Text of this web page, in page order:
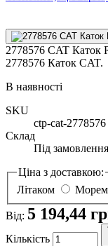
2778576 CAT Каток
2778576 Каток CAT.
В наявності
SKU
ctp-cat-2778576
Склад
Під замовлення
Ціна з доставкою:
Літаком
Морем
Від: 5 194,44
Кількість